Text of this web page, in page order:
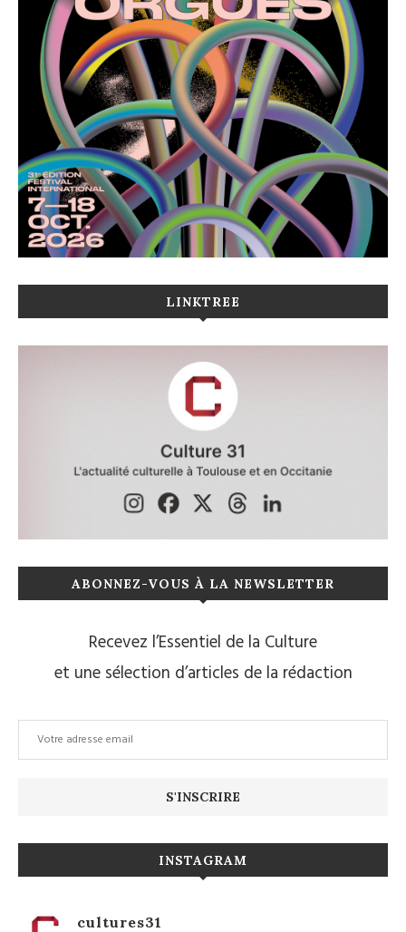
LINKTREE
ABONNEZ-VOUS À LA NEWSLETTER
Recevez l’Essentiel de la Culture
et une sélection d’articles de la rédaction
INSTAGRAM
cultures31